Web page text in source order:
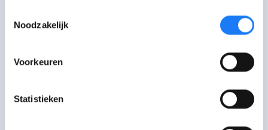
Noodzakelijk
Voorkeuren
Statistieken
Is het moeilijk om te stoppen met
Hulplijnen